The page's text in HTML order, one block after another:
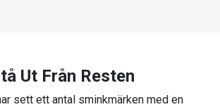
Ut Från Resten
sett ett antal sminkmärken med en